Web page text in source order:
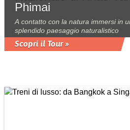
Phimai
A contatto con la natura immersi in
splendido paesaggio naturalistico
Scopri il Tour »